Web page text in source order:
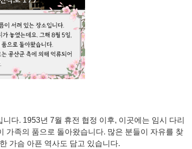
다. 1953년 7월 휴전 협정 이후, 이곳에는 임시 다리
가족의 품으로 돌아왔습니다. 많은 분들이 자유를 찾
가슴 아픈 역사도 담고 있습니다.